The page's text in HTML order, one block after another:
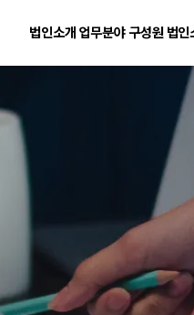
법인소개 업무분야구성원 법인